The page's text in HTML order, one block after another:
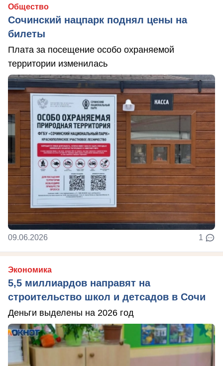
Общество
Сочинский нацпарк поднял цены на
билеты
Плата за посещение особо охраняемой
территории изменилась
09.06.2026 1
Экономика
5,5 миллиардов направят на
строительство школ и детсадов в Сочи
Деньги выделены на 2026 год